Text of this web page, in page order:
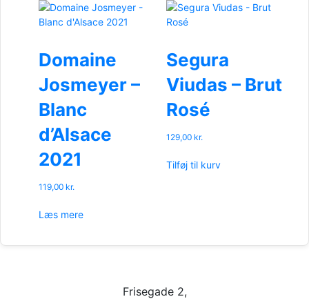
Domaine
Josmeyer –
Blanc
d’Alsace
2021
119,00 kr.
Læs mere
Segura
Viudas – Brut
Rosé
129,00 kr.
Tilføj til kurv
Frisegade 2,